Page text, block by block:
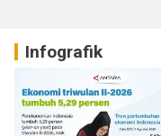
Infografik